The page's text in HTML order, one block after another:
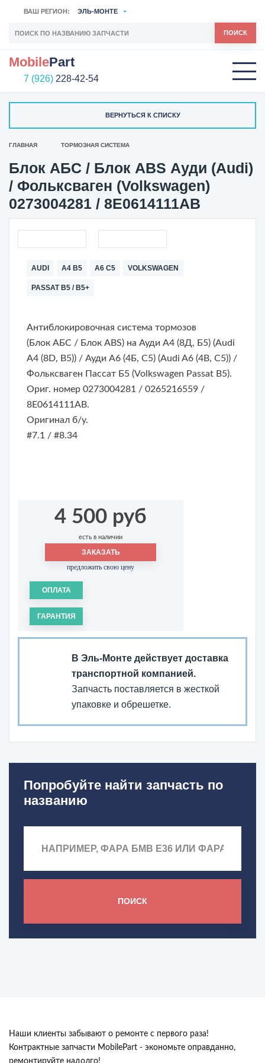
ВАШ РЕГИОН: ЭЛЬ-МОНТЕ
ПОИСК
MobilePart
7 (926) 228-42-54
ВЕРНУТЬСЯ К СПИСКУ
ГЛАВНАЯ ТОРМОЗНАЯ СИСТЕМА
Блок АБС / Блок ABS Ауди (Audi)
/ Фольксваген (Volkswagen)
0273004281 / 8E0614111AB
AUDI A4 B5 A6 C5 VOLKSWAGEN
PASSAT B5 / B5+
Антиблокировочная система тормозов
(Блок АБС / Блок ABS) на Ауди А4 (8Д, Б5) (Audi
A4 (8D, B5)) / Ауди А6 (4Б, С5) (Audi A6 (4B, C5)) /
Фольксваген Пассат Б5 (Volkswagen Passat B5).
Ориг. номер 0273004281 / 0265216559 /
8E0614111AB.
Оригинал б/у.
#7.1 / #8.34
4 500 руб
есть в наличии
ЗАКАЗАТЬ
предложить свою цену
ОПЛАТА
ГАРАНТИЯ
В Эль-Монте действует доставка
транспортной компанией.
Запчасть поставляется в жесткой
упаковке и обрешетке.
Попробуйте найти запчасть по
названию
ПОИСК
Наши клиенты забывают о ремонте с первого раза!
Контрактные запчасти MobilePart - экономьте оправданно,
ремонтируйте надолго!